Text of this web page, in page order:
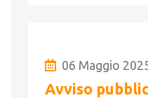
06 Maggio
Avviso